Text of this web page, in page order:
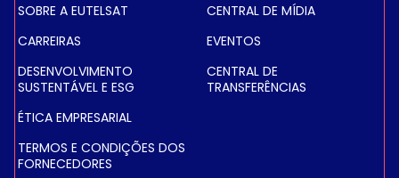
SOBRE A EUTELSAT
CARREIRAS
DESENVOLVIMENTO
SUSTENTÁVEL E ESG
ÉTICA EMPRESARIAL
TERMOS E CONDIÇÕES DOS
FORNECEDORES
CENTRAL DE MÍDIA
EVENTOS
CENTRAL DE
TRANSFERÊNCIAS